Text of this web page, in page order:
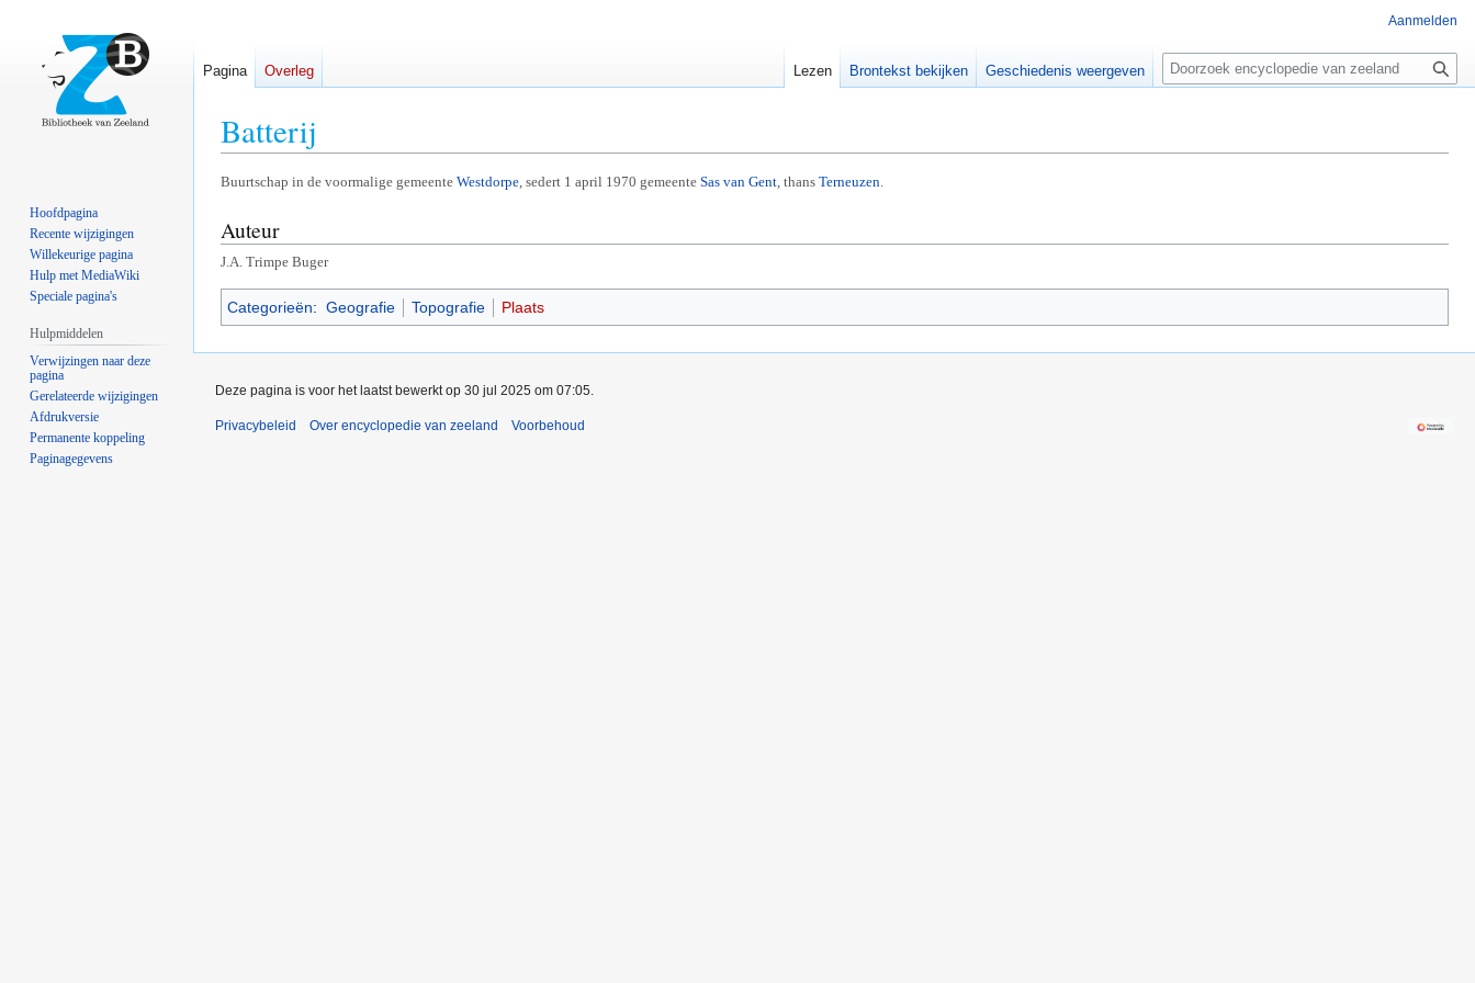
Batterij
Naar
springen
Naar
springen
Buurtschap in de voormalige gemeente Westdorpe, sedert 1 april 1970 gemeente Sas van Gent, thans Terneuzen.
Auteur
J.A. Trimpe Buger
Categorieën: Geografie Topografie Plaats
Aanmelden
Pagina Overleg Lezen Brontekst bekijken Geschiedenis weergeven
Z
e
Hoofdpagina
Recente wijzigingen
Willekeurige pagina
Hulp met MediaWiki
Speciale pagina's
Hulpmiddelen
Verwijzingen naar deze
pagina
Gerelateerde wijzigingen
Afdrukversie
Permanente koppeling
Paginagegevens
Deze pagina is voor het laatst bewerkt op 30 jul 2025 om 07:05.
Privacybeleid Over encyclopedie van zeeland Voorbehoud